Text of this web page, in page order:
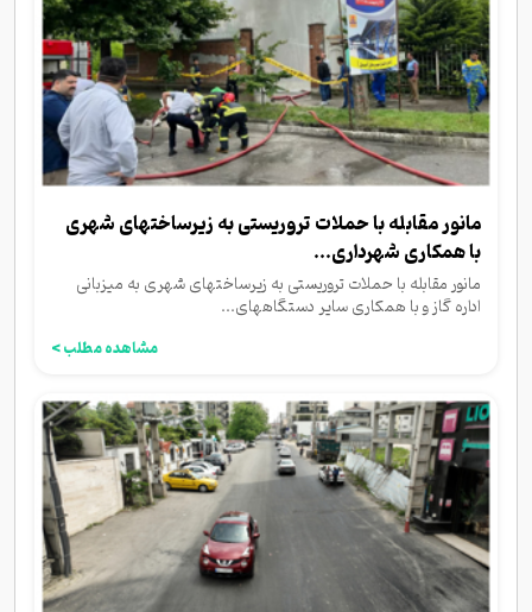
مانور مقابله با حملات تروریستی به زیرساختهای شهری
با همکاری شهرداری...
مانور مقابله با حملات تروریستی به زیرساختهای شهری به میزبانی
اداره گاز و با همکاری سایر دستگاههای...
مشاهده مطلب >